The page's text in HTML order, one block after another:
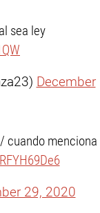
sea ley
December
cuando menciona
29, 2020